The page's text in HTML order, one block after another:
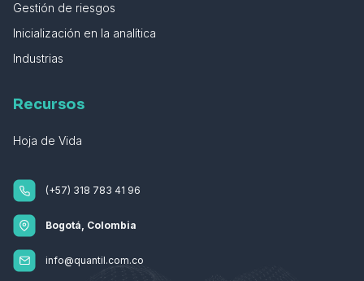
Gestión de riesgos
Inicialización en la analítica
Industrias
Recursos
Hoja de Vida
(+57) 318 783 41 96
Bogotá, Colombia
info@quantil.com.co